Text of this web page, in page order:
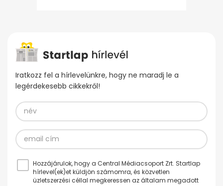
Iratkozz fel a hírlevelünkre, hogy ne maradj le a
legérdekesebb cikkekről!
Hozzájárulok, hogy a Central Médiacsoport Zrt. Startlap
hírlevel(ek)et küldjön számomra, és közvetlen
üzletszerzési céllal megkeressen az általam megadott